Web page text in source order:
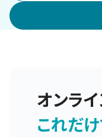
オンラ
これだけ